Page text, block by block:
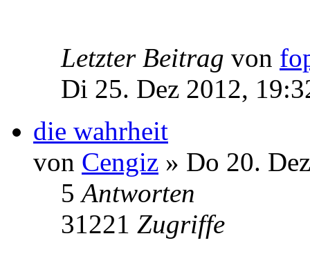
Letzter Beitrag von
Di 25. Dez 2012,
die wahrheit
von Cengiz » Do 20.
5Antworten
31221 Zugriffe